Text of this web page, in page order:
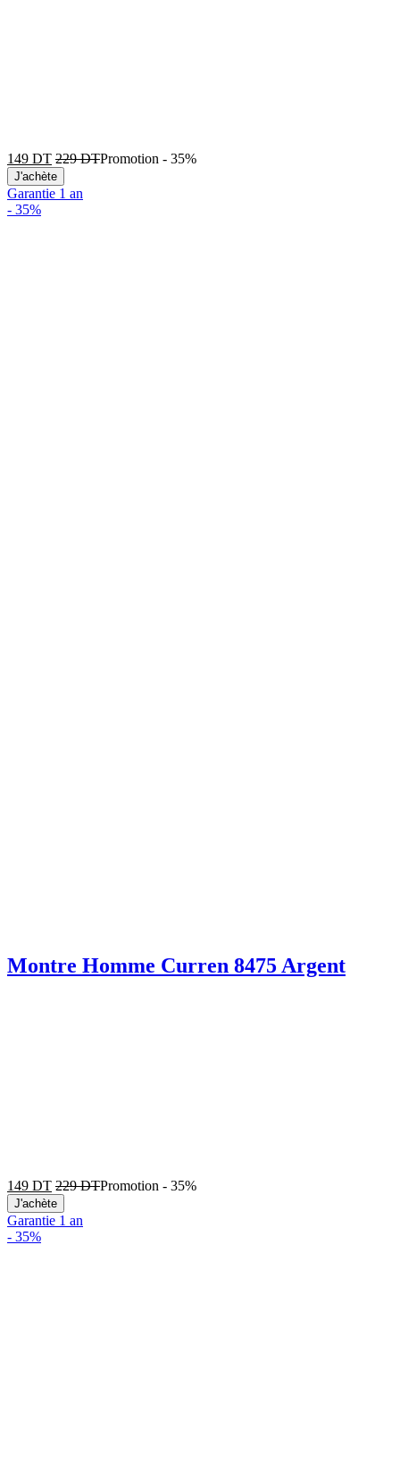
149 DT 229DTPromotion - 35%
J'achète
Garantie 1 an
- 35%
Montre Homme Curren 8475 Argent
149 DT 229DTPromotion - 35%
J'achète
Garantie 1 an
- 35%